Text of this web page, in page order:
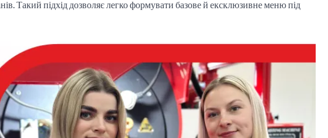
Такий підхід дозволяє легко формувати базове й ексклюзивне меню під